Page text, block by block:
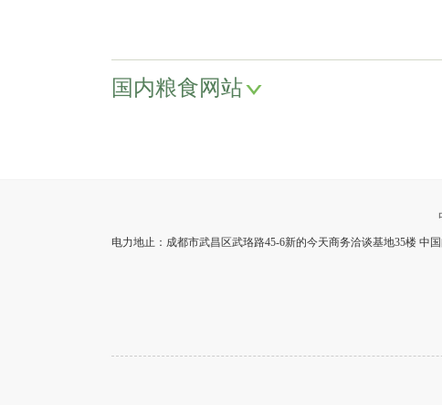
国内粮食网站
电力地止：成都市武昌区武珞路45-6新的今天商务洽谈基地35楼 中